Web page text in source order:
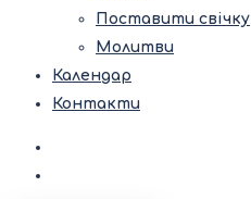
Поставити свічку
Молитви
Календар
Контакти